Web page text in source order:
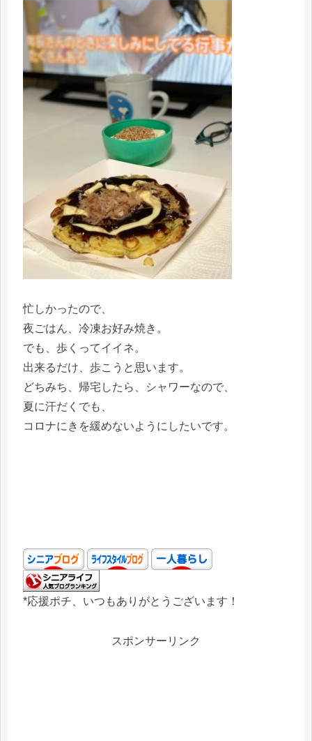
忙しかったので、
夜ごはん、冷凍お好み焼き。
でも、歩くってイイネ。
出来るだけ、歩こうと思います。
どちみち、帰宅したら、シャワーなので、
夏に汗だくでも、
コロナにきを緩めないようにしたいです。
*応援ポチ、いつもありがとうございます！
スポンサーリンク